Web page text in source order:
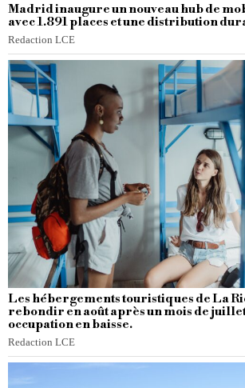
Madrid inaugure un nouveau hub de
avec 1.891 places et une distribution
Redaction LCE
Les hébergements touristiques de La
rebondir en août après un mois de
occupation en baisse.
Redaction LCE